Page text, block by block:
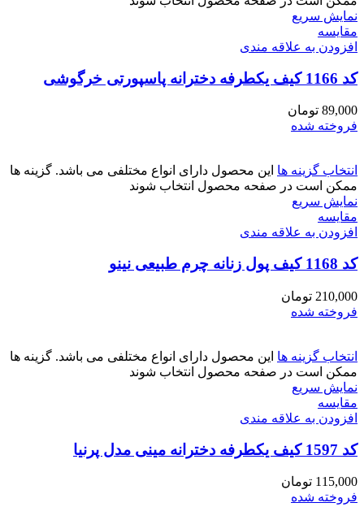
نمایش سریع
مقايسه
افزودن به علاقه مندی
کد 1166 کیف یکطرفه دخترانه پاسپورتی خرگوشی
89,000 تومان
فروخته شده
انتخاب گزینه ها این محصول دارای انواع مختلفی می باشد. گزینه ها
ممکن است در صفحه محصول انتخاب شوند
نمایش سریع
مقايسه
افزودن به علاقه مندی
کد 1168 کیف پول زنانه چرم طبیعی نینو
210,000 تومان
فروخته شده
انتخاب گزینه ها این محصول دارای انواع مختلفی می باشد. گزینه ها
ممکن است در صفحه محصول انتخاب شوند
نمایش سریع
مقايسه
افزودن به علاقه مندی
کد 1597 کیف یکطرفه دخترانه مینی مدل پرنیا
115,000 تومان
فروخته شده